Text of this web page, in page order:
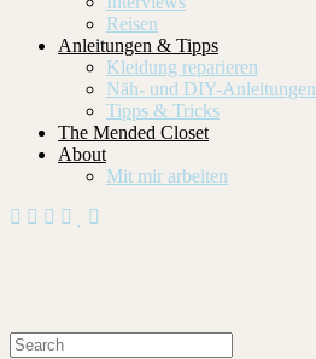
Reisen
Anleitungen & Tipps
Kleidung reparieren
Näh- und DIY-Anleitungen
Tipps & Tricks
The Mended Closet
About
Mit mir arbeiten